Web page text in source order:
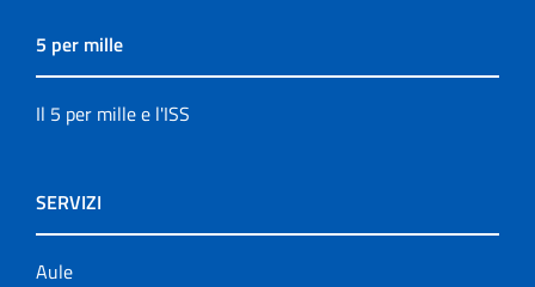
5 per mille
Il 5 per mille e l'ISS
SERVIZI
Aule